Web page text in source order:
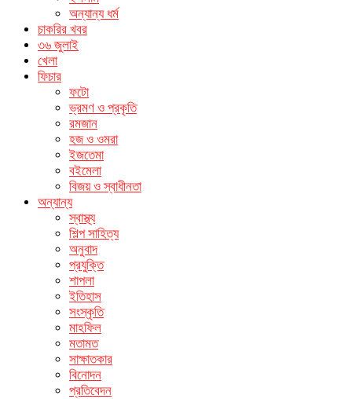
অন্যান্য ধর্ম
চাকরির খবর
৩৬ জুলাই
খেলা
ফিচার
ফটো
ভ্রমণ ও প্রকৃতি
রমজান
হজ ও ওমরা
ইজতেমা
বইমেলা
বিজয় ও স্বাধীনতা
অন্যান্য
স্বাস্থ্য
শিল্প সাহিত্য
অনুবাদ
প্রযুক্তি
শাপলা
ইতিহাস
সংস্কৃতি
মাহফিল
মতামত
সাক্ষাতকার
বিনোদন
প্রতিবেদন